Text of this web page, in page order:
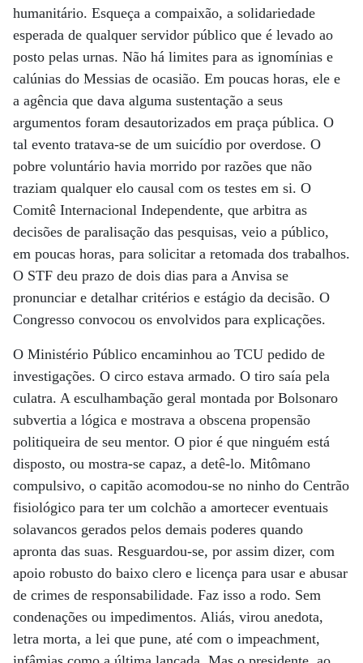
humanitário. Esqueça a compaixão, a solidariedade
esperada de qualquer servidor público que é levado ao
posto pelas urnas. Não há limites para as ignomínias e
calúnias do Messias de ocasião. Em poucas horas, ele e
a agência que dava alguma sustentação a seus
argumentos foram desautorizados em praça pública. O
tal evento tratava-se de um suicídio por overdose. O
pobre voluntário havia morrido por razões que não
traziam qualquer elo causal com os testes em si. O
Comitê Internacional Independente, que arbitra as
decisões de paralisação das pesquisas, veio a público,
em poucas horas, para solicitar a retomada dos trabalhos.
O STF deu prazo de dois dias para a Anvisa se
pronunciar e detalhar critérios e estágio da decisão. O
Congresso convocou os envolvidos para explicações.
O Ministério Público encaminhou ao TCU pedido de
investigações. O circo estava armado. O tiro saía pela
culatra. A esculhambação geral montada por Bolsonaro
subvertia a lógica e mostrava a obscena propensão
politiqueira de seu mentor. O pior é que ninguém está
disposto, ou mostra-se capaz, a detê-lo. Mitômano
compulsivo, o capitão acomodou-se no ninho do Centrão
fisiológico para ter um colchão a amortecer eventuais
solavancos gerados pelos demais poderes quando
apronta das suas. Resguardou-se, por assim dizer, com
apoio robusto do baixo clero e licença para usar e abusar
de crimes de responsabilidade. Faz isso a rodo. Sem
condenações ou impedimentos. Aliás, virou anedota,
letra morta, a lei que pune, até com o impeachment,